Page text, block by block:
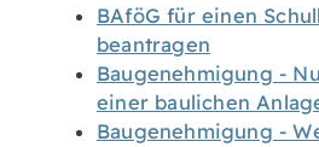
BAföG für einen
beantragen
Baugenehmigung -
einer baulichen
Baugenehmigung -